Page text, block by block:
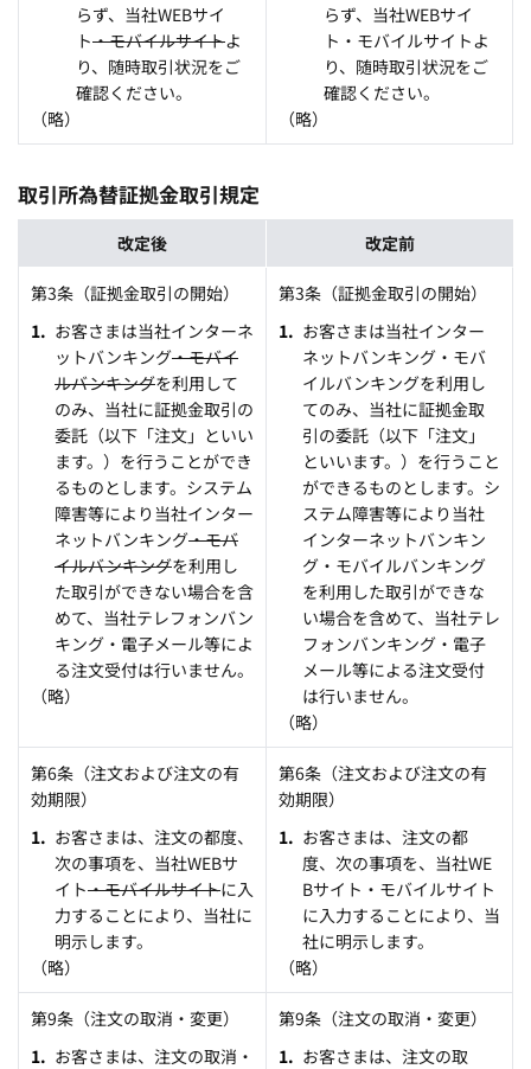
らず、当社WEBサイ
ト・モバイルサイトよ
り、随時取引状況をご
確認ください。
（略）
らず、当社WEBサイ
ト・モバイルサイトよ
り、随時取引状況をご
確認ください。
（略）
取引所為替証拠金取引規定
改定後 改定前
第3条（証拠金取引の開始）
お客さまは当社インターネ
ットバンキング・モバイ
ルバンキングを利用して
のみ、当社に証拠金取引の
委託（以下「注文」といい
ます。）を行うことができ
るものとします。システム
障害等により当社インター
ネットバンキング・モバ
イルバンキングを利用し
た取引ができない場合を含
めて、当社テレフォンバン
キング・電子メール等によ
る注文受付は行いません。
（略）
第3条（証拠金取引の開始）
お客さまは当社インター
ネットバンキング・モバ
イルバンキングを利用し
てのみ、当社に証拠金取
引の委託（以下「注文」
といいます。）を行うこと
ができるものとします。シ
ステム障害等により当社
インターネットバンキン
グ・モバイルバンキング
を利用した取引ができな
い場合を含めて、当社テレ
フォンバンキング・電子
メール等による注文受付
は行いません。
（略）
第6条（注文および注文の有
効期限）
お客さまは、注文の都度、
次の事項を、当社WEBサ
イト・モバイルサイトに入
力することにより、当社に
明示します。
（略）
第6条（注文および注文の有
効期限）
お客さまは、注文の都
度、次の事項を、当社WE
Bサイト・モバイルサイト
に入力することにより、当
社に明示します。
（略）
第9条（注文の取消・変更）
お客さまは、注文の取消・
第9条（注文の取消・変更）
お客さまは、注文の取